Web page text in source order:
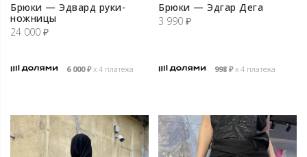
Брюки — Эдвард руки-
ножницы
24 000 ₽
6 000₽х 4 платежа
Брюки — Эдгар Дега
3 990 ₽
998 ₽х 4 платежа